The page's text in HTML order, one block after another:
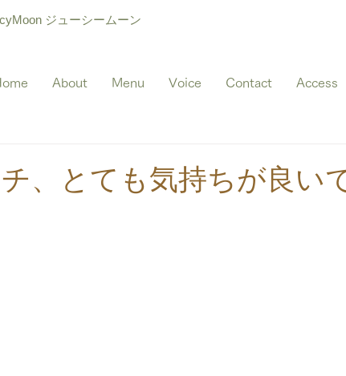
ジューシームーン
About Menu Voice Contact Access
、とても気持ちが良い